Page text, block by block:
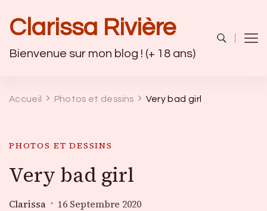
Clarissa Rivière
Bienvenue sur mon blog ! (+ 18 ans)
Accueil Photos et dessins Very bad girl
PHOTOS ET DESSINS
Very bad girl
Clarissa 16 Septembre 2020